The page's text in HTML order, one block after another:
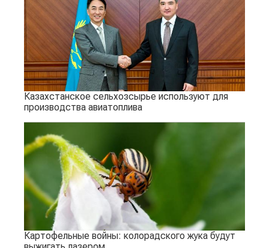
Казахстанское сельхозсырье используют для
производства авиатоплива
Картофельные войны: колорадского жука будут